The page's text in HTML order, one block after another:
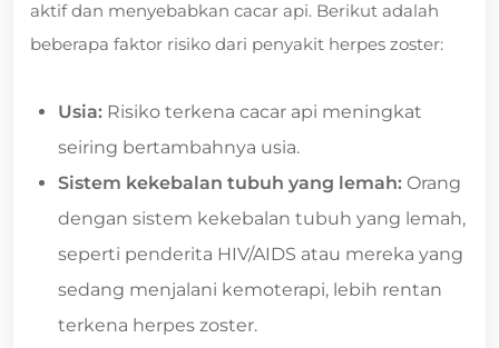
aktif dan menyebabkan cacar api. Berikut adalah
beberapa faktor risiko dari penyakit herpes zoster:
Usia: Risiko terkena cacar api meningkat
seiring bertambahnya usia.
Sistem kekebalan tubuh yang lemah: Orang
dengan sistem kekebalan tubuh yang lemah,
seperti penderita HIV/AIDS atau mereka yang
sedang menjalani kemoterapi, lebih rentan
terkena herpes zoster.